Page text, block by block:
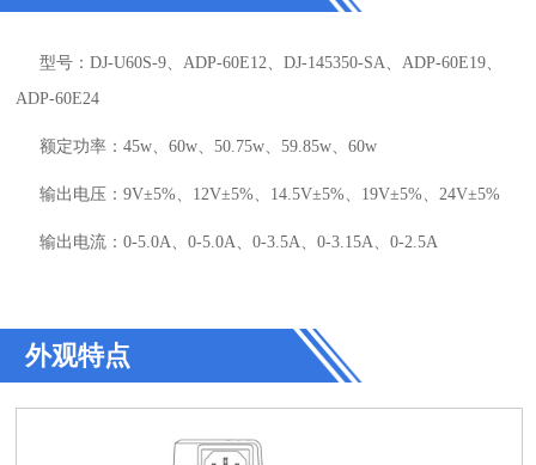
型号：DJ-U60S-9、ADP-60E12、DJ-145350-SA、ADP-60E19、
ADP-60E24
额定功率：45w、60w、50.75w、59.85w、60w
输出电压：9V±5%、12V±5%、14.5V±5%、19V±5%、24V±5%
输出电流：0-5.0A、0-5.0A、0-3.5A、0-3.15A、0-2.5A
外观特点